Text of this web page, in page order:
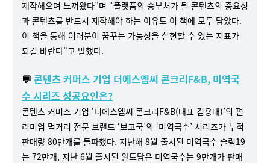
제작해오며 느껴왔다”며 “플랫폼의 승부처가 될 콘텐츠의 중요성
과 콘텐츠를 반드시 제작해야 하는 이유도 이 책에 모두 담았다.
이 책을 통해 여러분이 꿈꾸는 가능성을 실현할 수 있는 지표가
되길 바란다”고 말했다.
💬 콘텐츠 커머스 기업 더에스엠씨 콘크리F&B, 미역국
수 시리즈 성공요인은?
콘텐츠 커머스 기업 ‘더에스엠씨 콘크리F&B(대표 김용태)’의 편
리미엄 먹거리 전문 브랜드 ‘보고쿡’의 ‘미역국수’ 시리즈가 누적
판매량 80만개를 돌파했다. 지난해 8월 출시된 미역국수 슬림19
는 72만개, 지난 6월 출시된 완도담은 미역국수는 9만개가 판매